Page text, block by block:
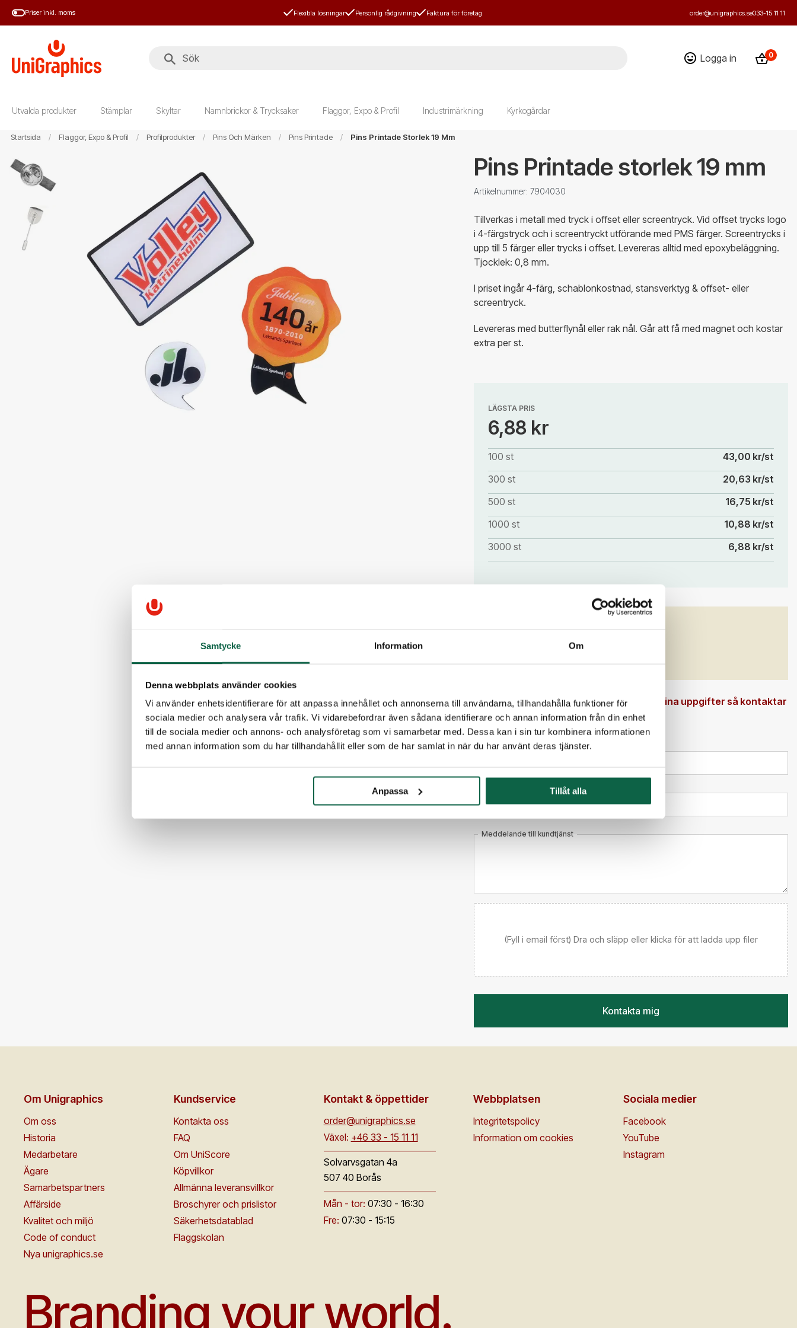
Samtycke Information Om
Denna webbplats använder cookies
Vi använder enhetsidentifierare för att anpassa innehållet och annonserna till användarna, tillhandahålla funktioner för
sociala medier och analysera vår trafik. Vi vidarebefordrar även sådana identifierare och annan information från din enhet
till de sociala medier och annons- och analysföretag som vi samarbetar med. Dessa kan i sin tur kombinera informationen
med annan information som du har tillhandahållit eller som de har samlat in när du har använt deras tjänster.
Anpassa Tillåt alla
HoppaPriser inkl. moms Flexibla lösningar Personlig rådgivning Faktura för företag order@unigraphics.se033-15 11 11
Logga in 0
Utvalda produkter Stämplar Skyltar Namnbrickor & Trycksaker Flaggor, Expo & Profil Industrimärkning Kyrkogårdar
Startsida Flaggor, Expo & Profil Profilprodukter Pins Och Märken Pins Printade Pins Printade Storlek 19 Mm
Pins Printade storlek 19 mm
Artikelnummer: 7904030
Tillverkas i metall med tryck i offset eller screentryck. Vid offset trycks logo
i 4-färgstryck och i screentryckt utförande med PMS färger. Screentrycks i
upp till 5 färger eller trycks i offset. Levereras alltid med epoxybeläggning.
Tjocklek: 0,8 mm.
I priset ingår 4-färg, schablonkostnad, stansverktyg & offset- eller
screentryck.
Levereras med butterflynål eller rak nål. Går att få med magnet och kostar
extra per st.
LÄGSTA PRIS
6,88 kr
100 st
43,00 kr/st
300 st
20,63 kr/st
500 st
16,75 kr/st
1000 st
10,88 kr/st
3000 st
6,88 kr/st
Produkten är en beställningsvara. Ange dina uppgifter så kontaktar
vi dig.
E-post
Meddelande till kundtjänst
(Fyll i email först) Dra och släpp eller klicka för att ladda upp filer
Kontakta mig
Om Unigraphics
Om oss
Historia
Medarbetare
Ägare
Samarbetspartners
Affärside
Kvalitet och miljö
Code of conduct
Nya unigraphics.se
Kundservice
Kontakta oss
FAQ
Om UniScore
Köpvillkor
Allmänna leveransvillkor
Broschyrer och prislistor
Säkerhetsdatablad
Flaggskolan
Kontakt & öppettider
order@unigraphics.se
Växel: +46 33 - 15 11 11
Solvarvsgatan 4a
507 40 Borås
Mån - tor: 07:30 - 16:30
Fre: 07:30 - 15:15
Webbplatsen
Integritetspolicy
Information om cookies
Sociala medier
Facebook
YouTube
Instagram
Branding your world.